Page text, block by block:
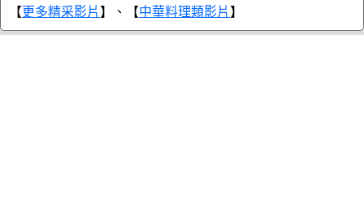
【更多精采影片 】、【中華料理類影片 】